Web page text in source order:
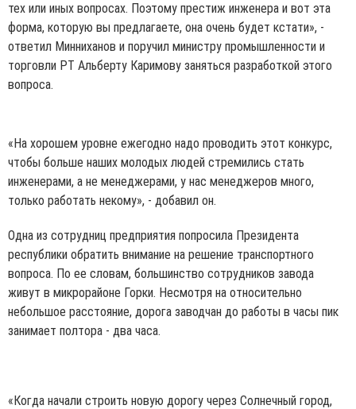
тех или иных вопросах. Поэтому престиж инженера и вот эта
форма, которую вы предлагаете, она очень будет кстати», -
ответил Минниханов и поручил министру промышленности и
торговли РТ Альберту Каримову заняться разработкой этого
вопроса.
«На хорошем уровне ежегодно надо проводить этот конкурс,
чтобы больше наших молодых людей стремились стать
инженерами, а не менеджерами, у нас менеджеров много,
только работать некому», - добавил он.
Одна из сотрудниц предприятия попросила Президента
республики обратить внимание на решение транспортного
вопроса. По ее словам, большинство сотрудников завода
живут в микрорайоне Горки. Несмотря на относительно
небольшое расстояние, дорога заводчан до работы в часы пик
занимает полтора - два часа.
«Когда начали строить новую дорогу через Солнечный город,